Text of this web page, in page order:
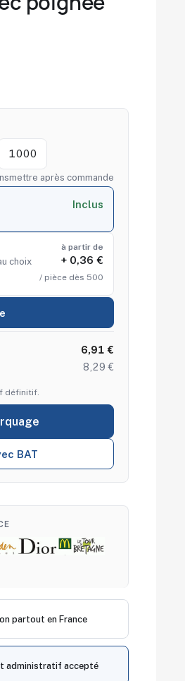
1000
après commande
Inclus
choix
à partir de
+ 0,36 €
/ pièce dès 500
6,91 €
8,29 €
définitif.
BAT
partout en France
administratif accepté